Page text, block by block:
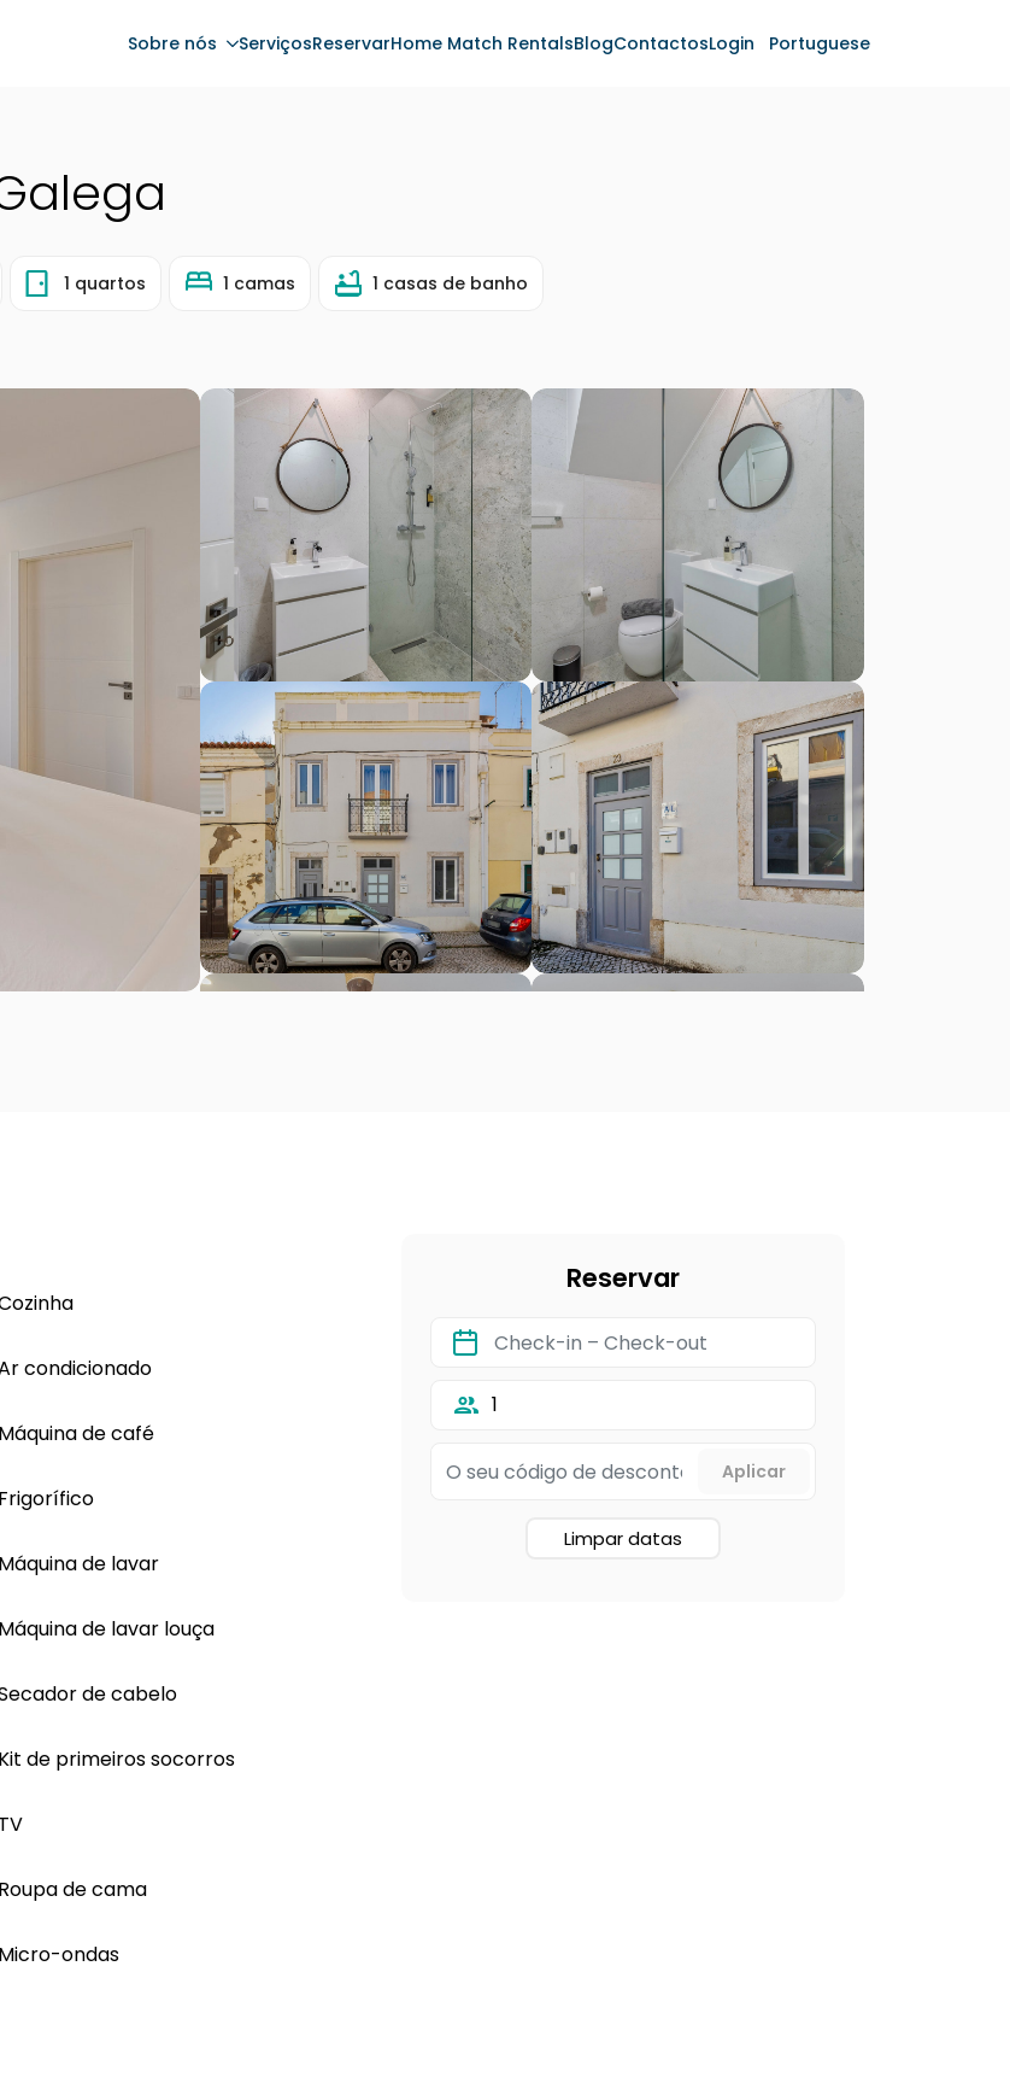
Sobre nós ServiçosReservarHome Match RentalsBlogContactosLogin Portuguese
1 quartos 1 camas 1 casas de banho
condicionado
Máquina de café
Máquina de lavar
de lavar louça
de cabelo
Kit de primeiros socorros
de cama
ondas
Reservar
1
Limpar datas